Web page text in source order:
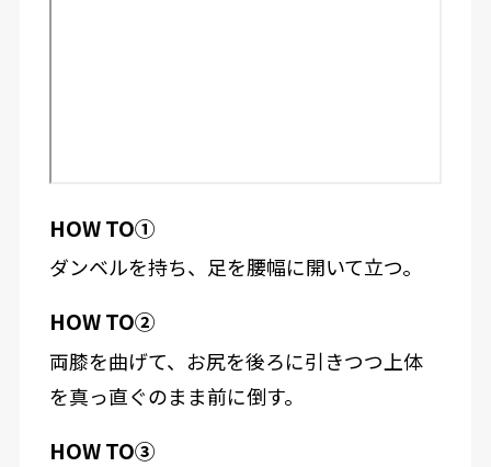
HOW TO①
ダンベルを持ち、足を腰幅に開いて立つ。
HOW TO②
両膝を曲げて、お尻を後ろに引きつつ上体
を真っ直ぐのまま前に倒す。
HOW TO③